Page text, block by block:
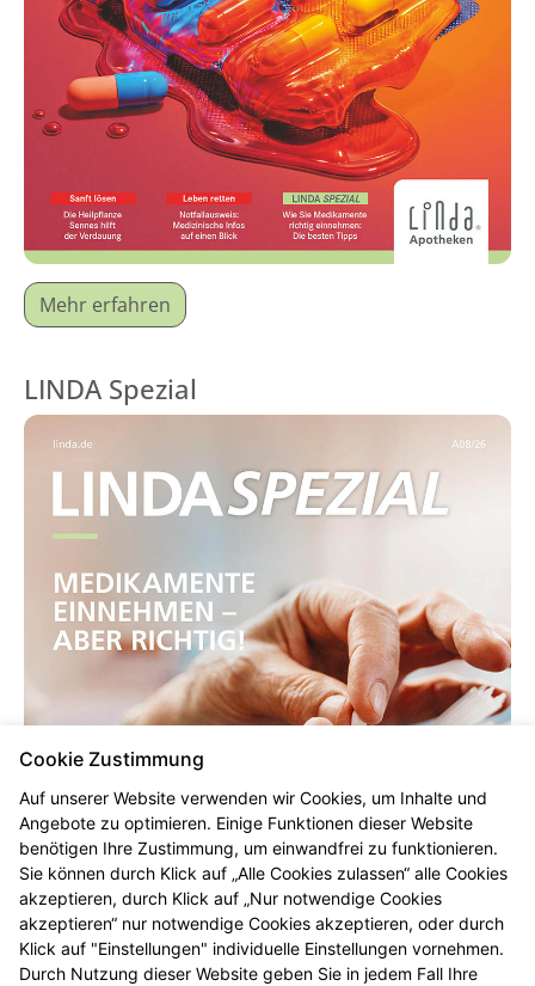
Mehr erfahren
LINDA Spezial
Cookie Zustimmung
Auf unserer Website verwenden wir Cookies, um Inhalte und
Angebote zu optimieren. Einige Funktionen dieser Website
benötigen Ihre Zustimmung, um einwandfrei zu funktionieren.
Sie können durch Klick auf „Alle Cookies zulassen“ alle Cookies
akzeptieren, durch Klick auf „Nur notwendige Cookies
akzeptieren“ nur notwendige Cookies akzeptieren, oder durch
Klick auf "Einstellungen" individuelle Einstellungen vornehmen.
Durch Nutzung dieser Website geben Sie in jedem Fall Ihre